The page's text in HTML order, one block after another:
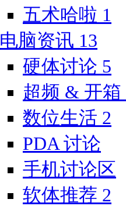
五术哈啦 1
电脑资讯 13
硬体讨论 5
超频 & 开箱
数位生活 2
PDA 讨论
手机讨论区
软体推荐 2